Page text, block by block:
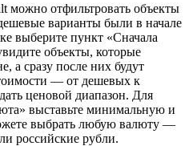
можно отфильтровать объекты
варианты были в начале
выберите пункт «Сначала
объекты, которые
а сразу после них будут
— от дешевых к
ценовой диапазон. Для
выставьте минимальную и
выбрать любую валюту —
российские рубли.